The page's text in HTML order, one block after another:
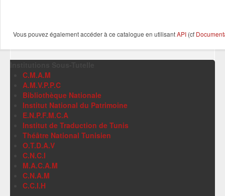
Vous pouvez également accéder à ce catalogue en utilisantAPI (cf
C.M.A.M
A.M.V.P.P.C
Bibliothèque Nationale
Institut National du Patrimoine
E.N.P.F.M.C.A
Institut de Traduction de Tunis
Théâtre National Tunisien
O.T.D.A.V
C.N.C.I
M.A.C.A.M
C.N.A.M
C.C.I.H